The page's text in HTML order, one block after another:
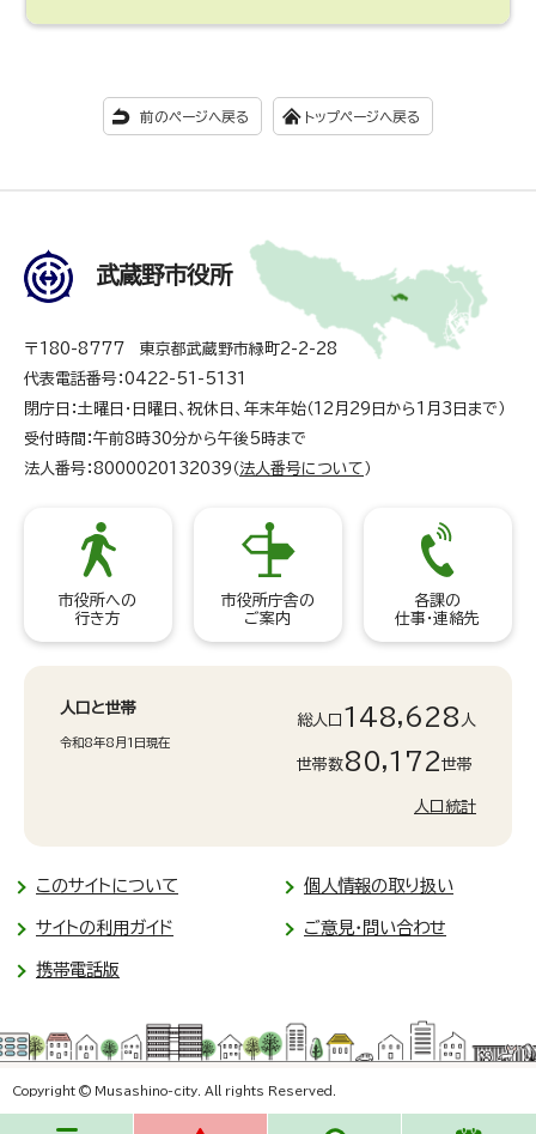
前のページへ戻る トップページへ戻る
武蔵野市役所
〒180-8777 東京都武蔵野市緑町2-2-28
代表電話番号：0422-51-5131
閉庁日：土曜日・日曜日、祝休日、年末年始（12月29日から1月3日まで）
受付時間：午前8時30分から午後5時まで
法人番号：8000020132039（ 法人番号について ）
市役所への
行き方
市役所庁舎の
ご案内
各課の
仕事・連絡先
人口と世帯
令和8年8月1日現在
総人口 148,628 人
世帯数80,172世帯
人口統計
このサイトについて 個人情報の取り扱い
サイトの利用ガイド ご意見・問い合わせ
携帯電話版
Copyright © Musashino-city. All rights Reserved.